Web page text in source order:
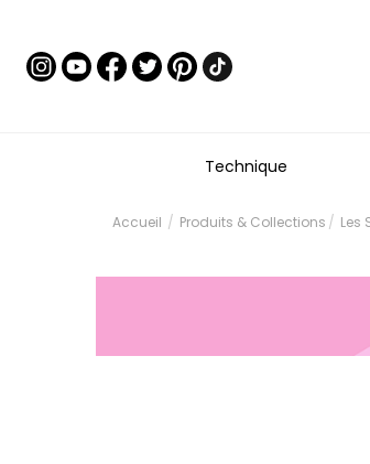
Technique
Accueil Produits & Collections Les